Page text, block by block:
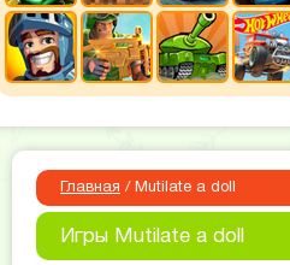
Главная / Mutilate a doll
Игры Mutilate a doll